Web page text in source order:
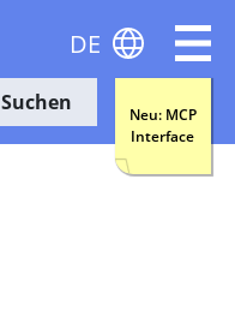
Suchen
Neu: MCP
Interface
DE